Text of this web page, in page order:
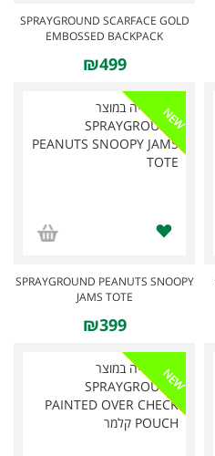
SPRAYGROUND SCARFACE GOLD
EMBOSSED BACKPACK
₪499
NEW
SPRAYGROUND PEANUTS SNOOPY
JAMS TOTE
₪399
NEW